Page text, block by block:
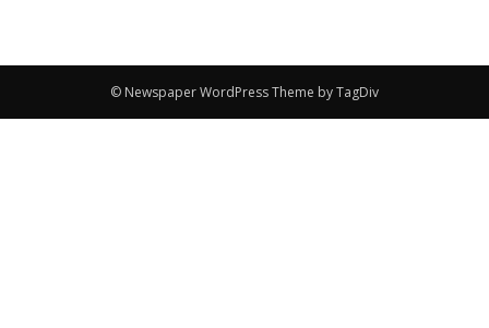
© Newspaper WordPress Theme by TagDiv